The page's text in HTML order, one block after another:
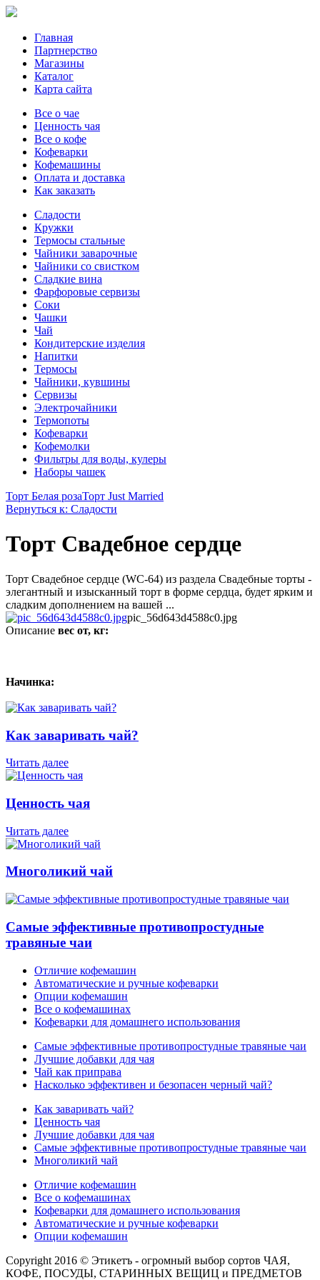
Главная
Партнерство
Магазины
Каталог
Карта сайта
Все о чае
Ценность чая
Все о кофе
Кофеварки
Кофемашины
Оплата и доставка
Как заказать
Сладости
Кружки
Термосы стальные
Чайники заварочные
Чайники со свистком
Сладкие вина
Фарфоровые сервизы
Соки
Чашки
Чай
Кондитерские изделия
Напитки
Термосы
Чайники, кувшины
Сервизы
Электрочайники
Термопоты
Кофеварки
Кофемолки
Фильтры для воды, кулеры
Наборы чашек
Торт Белая розаТорт Just Married
Вернуться к: Сладости
Торт Свадебное сердце
Торт Свадебное сердце (WC-64) из раздела Свадебные торты -
элегантный и изысканный торт в форме сердца, будет ярким и
сладким дополнением на вашей ...
pic_56d643d4588c0.jpg
Описание вес от, кг:
Начинка:
Как заваривать чай?
Читать далее
Ценность чая
Читать далее
Многоликий чай
Самые эффективные противопростудные
травяные чаи
Отличие кофемашин
Автоматические и ручные кофеварки
Опции кофемашин
Все о кофемашинах
Кофеварки для домашнего использования
Самые эффективные противопростудные травяные чаи
Лучшие добавки для чая
Чай как приправа
Насколько эффективен и безопасен черный чай?
Как заваривать чай?
Ценность чая
Лучшие добавки для чая
Самые эффективные противопростудные травяные чаи
Многоликий чай
Отличие кофемашин
Все о кофемашинах
Кофеварки для домашнего использования
Автоматические и ручные кофеварки
Опции кофемашин
Copyright 2016 © Этикетъ - огромный выбор сортов ЧАЯ,
КОФЕ, ПОСУДЫ, СТАРИННЫХ ВЕЩИЦ и ПРЕДМЕТОВ